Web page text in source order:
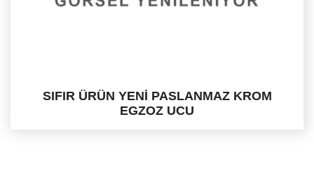
SIFIR ÜRÜN YENİ PASLANMAZ KROM
EGZOZ UCU